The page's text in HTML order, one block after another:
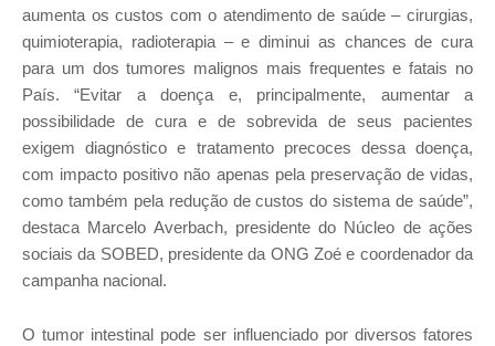
aumenta os custos com o atendimento de saúde – cirurgias,
quimioterapia, radioterapia – e diminui as chances de cura
para um dos tumores malignos mais frequentes e fatais no
País. “Evitar a doença e, principalmente, aumentar a
possibilidade de cura e de sobrevida de seus pacientes
exigem diagnóstico e tratamento precoces dessa doença,
com impacto positivo não apenas pela preservação de vidas,
como também pela redução de custos do sistema de saúde”,
destaca Marcelo Averbach, presidente do Núcleo de ações
sociais da SOBED, presidente da ONG Zoé e coordenador da
campanha nacional.
O tumor intestinal pode ser influenciado por diversos fatores